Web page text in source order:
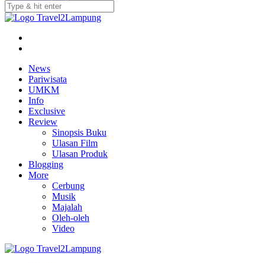
News
Pariwisata
UMKM
Info
Exclusive
Review
Sinopsis Buku
Ulasan Film
Ulasan Produk
Blogging
More
Cerbung
Musik
Majalah
Oleh-oleh
Video